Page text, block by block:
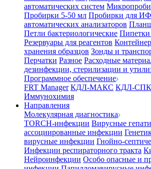
автоматических систем
Пробирки 5-50 мл Пробирки для
автоматических анализаторов
Петли бактериологические Пипетки
Резервуары для реагентов
хранения образцов Зонды и
Перчатки Разное Расходные
дезинфекции, стерилизации и
Программное обеспечение
FRT Manager КДЛ-МАКС КДЛ-СПК
Иммунохимия
Направления
Молекулярная диагностика
TORCH-инфекции Вирусные
ассоциированные инфекции
вирусные инфекции Гнойно-
Инфекции респираторного тракта
Нейроинфекции Особо опасные и